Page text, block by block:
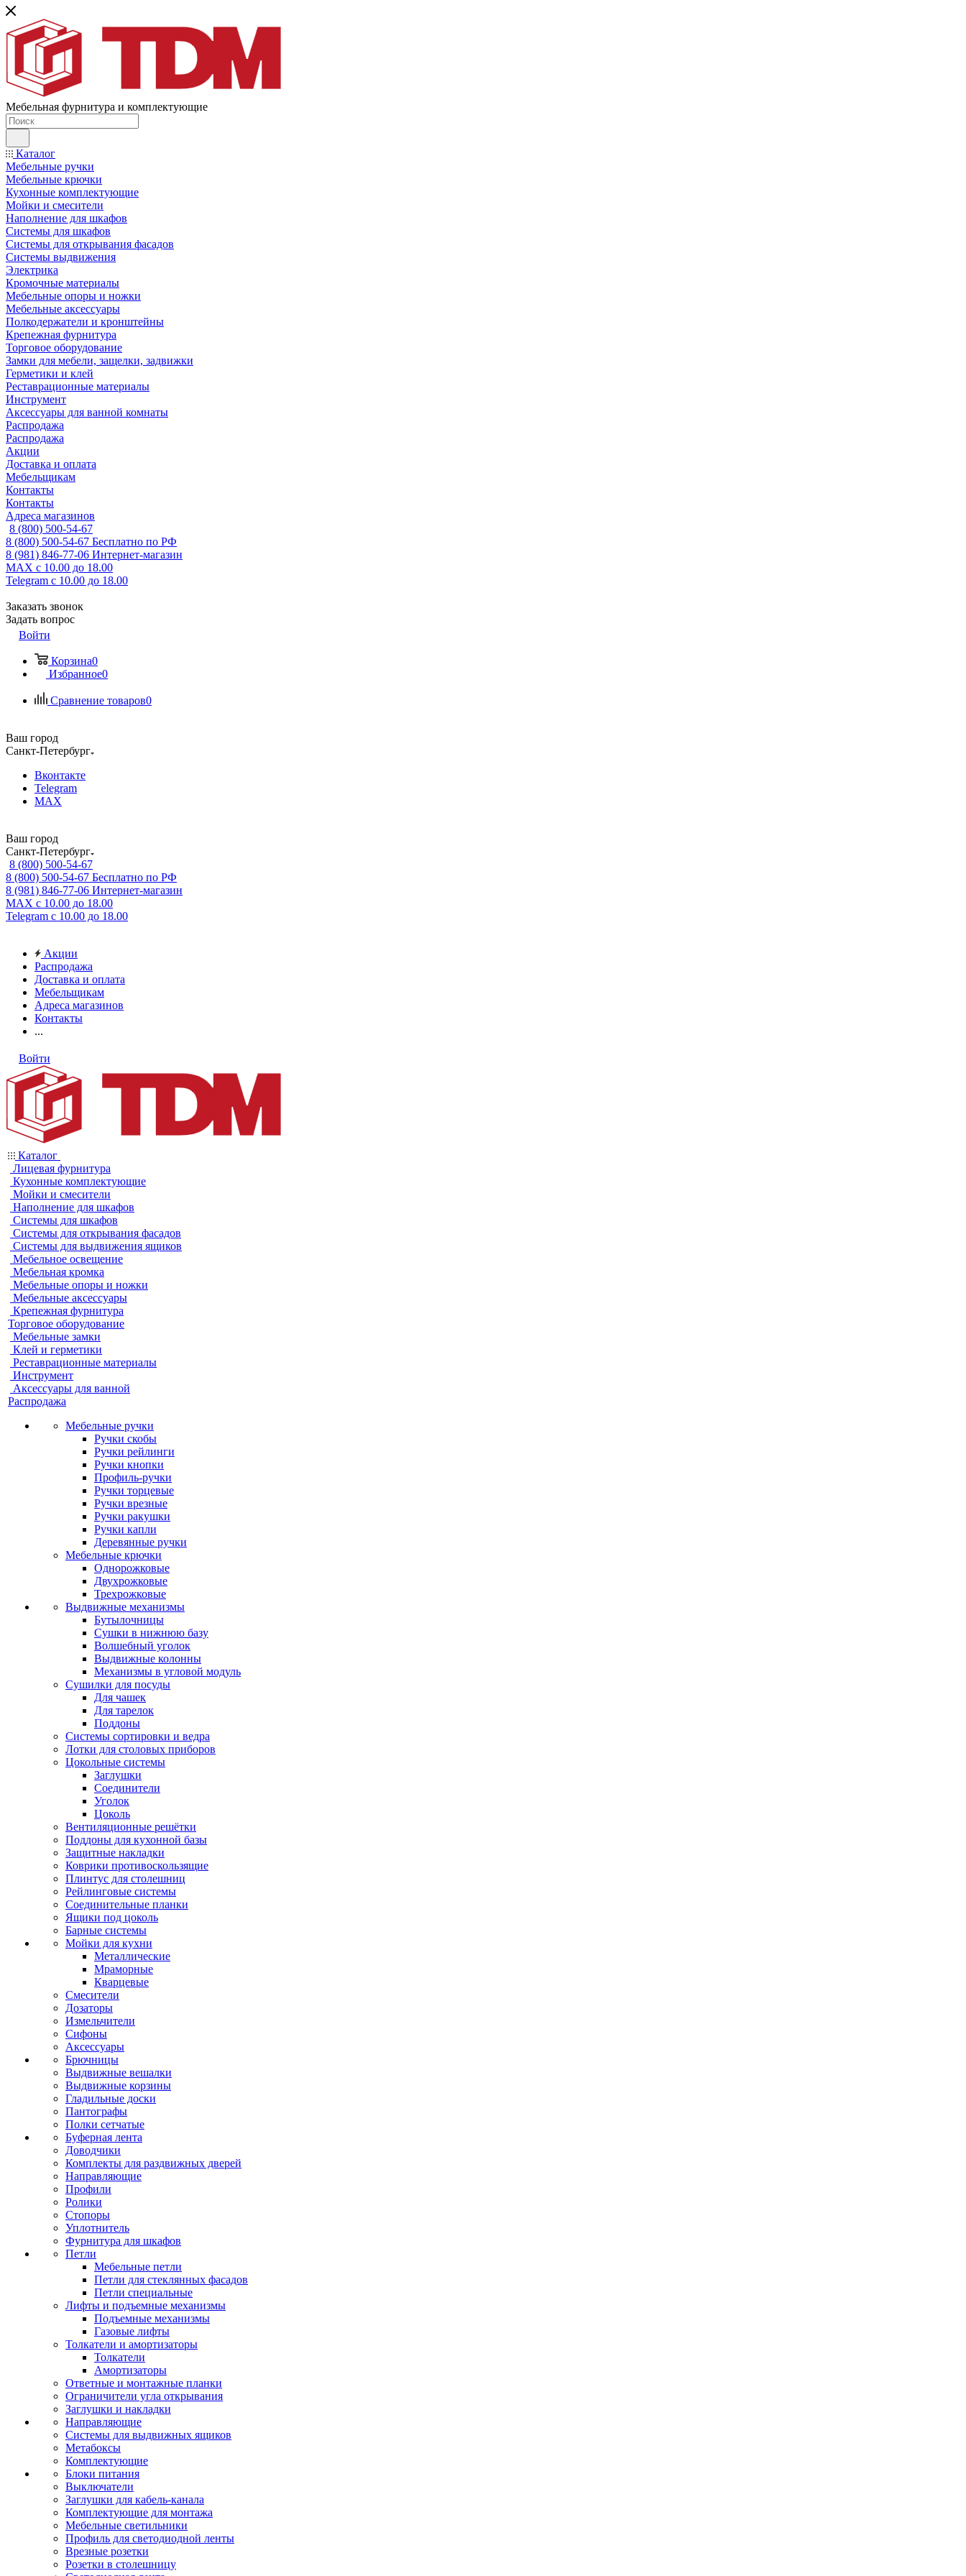
Мебельная фурнитура и комплектующие
Каталог
Мебельные ручки
Мебельные крючки
Кухонные комплектующие
Мойки и смесители
Наполнение для шкафов
Cистемы для шкафов
Системы для открывания фасадов
Системы выдвижения
Электрика
Кромочные материалы
Мебельные опоры и ножки
Мебельные аксессуары
Полкодержатели и кронштейны
Крепежная фурнитура
Торговое оборудование
Замки для мебели, защелки, задвижки
Герметики и клей
Реставрационные материалы
Инструмент
Аксессуары для ванной комнаты
Распродажа
Распродажа
Акции
Доставка и оплата
Мебельщикам
Контакты
Контакты
Адреса магазинов
8 (800) 500-54-67
8 (800) 500-54-67 Бесплатно по РФ
8 (981) 846-77-06 Интернет-магазин
MAX с 10.00 до 18.00
Telegram с 10.00 до 18.00
Заказать звонок
Задать вопрос
Войти
Корзина0
Избранное0
Сравнение товаров0
Ваш город
Санкт-Петербург
Вконтакте
Telegram
MAX
Ваш город
Санкт-Петербург
8 (800) 500-54-67
8 (800) 500-54-67 Бесплатно по РФ
8 (981) 846-77-06 Интернет-магазин
MAX с 10.00 до 18.00
Telegram с 10.00 до 18.00
Акции
Распродажа
Доставка и оплата
Мебельщикам
Адреса магазинов
Контакты
...
Войти
Каталог
Лицевая фурнитура
Кухонные комплектующие
Мойки и смесители
Наполнение для шкафов
Системы для шкафов
Системы для открывания фасадов
Системы для выдвижения ящиков
Мебельное освещение
Мебельная кромка
Мебельные опоры и ножки
Мебельные аксессуары
Крепежная фурнитура
Торговое оборудование
Мебельные замки
Клей и герметики
Реставрационные материалы
Инструмент
Аксессуары для ванной
Распродажа
Мебельные ручки
Ручки скобы
Ручки рейлинги
Ручки кнопки
Профиль-ручки
Ручки торцевые
Ручки врезные
Ручки ракушки
Ручки капли
Деревянные ручки
Мебельные крючки
Однорожковые
Двухрожковые
Трехрожковые
Выдвижные механизмы
Бутылочницы
Сушки в нижнюю базу
Волшебный уголок
Выдвижные колонны
Механизмы в угловой модуль
Сушилки для посуды
Для чашек
Для тарелок
Поддоны
Системы сортировки и ведра
Лотки для столовых приборов
Цокольные системы
Заглушки
Соединители
Уголок
Цоколь
Вентиляционные решётки
Поддоны для кухонной базы
Защитные накладки
Коврики противоскользящие
Плинтус для столешниц
Рейлинговые системы
Соединительные планки
Ящики под цоколь
Барные системы
Мойки для кухни
Металлические
Мраморные
Кварцевые
Смесители
Дозаторы
Измельчители
Сифоны
Аксессуары
Брючницы
Выдвижные вешалки
Выдвижные корзины
Гладильные доски
Пантографы
Полки сетчатые
Буферная лента
Доводчики
Комплекты для раздвижных дверей
Направляющие
Профили
Ролики
Стопоры
Уплотнитель
Фурнитура для шкафов
Петли
Мебельные петли
Петли для стеклянных фасадов
Петли специальные
Лифты и подъемные механизмы
Подъемные механизмы
Газовые лифты
Толкатели и амортизаторы
Толкатели
Амортизаторы
Ответные и монтажные планки
Ограничители угла открывания
Заглушки и накладки
Направляющие
Системы для выдвижных ящиков
Метабоксы
Комплектующие
Блоки питания
Выключатели
Заглушки для кабель-канала
Комплектующие для монтажа
Мебельные светильники
Профиль для светодиодной ленты
Врезные розетки
Розетки в столешницу